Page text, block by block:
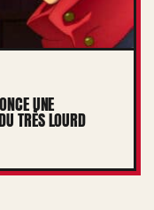
UNE
TRÈS LOURD